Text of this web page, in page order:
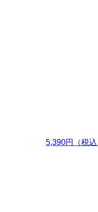
5,390円（税